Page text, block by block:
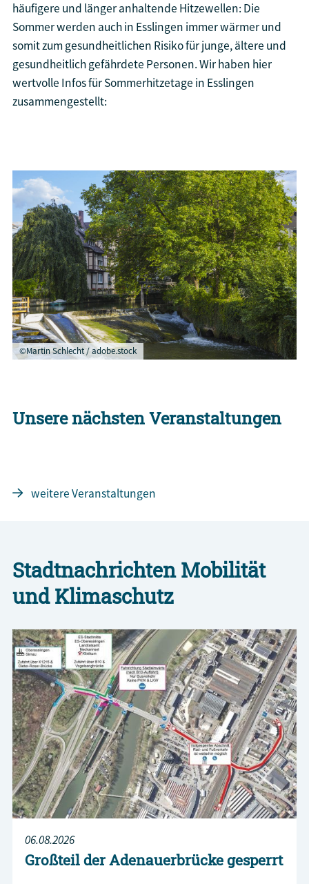
häufigere und länger anhaltende Hitzewellen: Die
Sommer werden auch in Esslingen immer wärmer und
somit zum gesundheitlichen Risiko für junge, ältere und
gesundheitlich gefährdete Personen. Wir haben hier
wertvolle Infos für Sommerhitzetage in Esslingen
zusammengestellt:
©Martin Schlecht / adobe.stock
Unsere nächsten Veranstaltungen
weitere Veranstaltungen
Stadtnachrichten Mobilität
und Klimaschutz
06.08.2026
Großteil der Adenauerbrücke gesperrt